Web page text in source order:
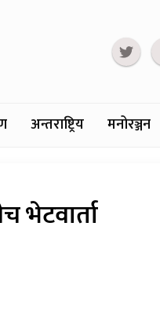
अन्तराष्ट्रिय मनोरञ्जन
भेटवार्ता